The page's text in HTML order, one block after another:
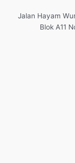
Jalan Hayam
Blok A11